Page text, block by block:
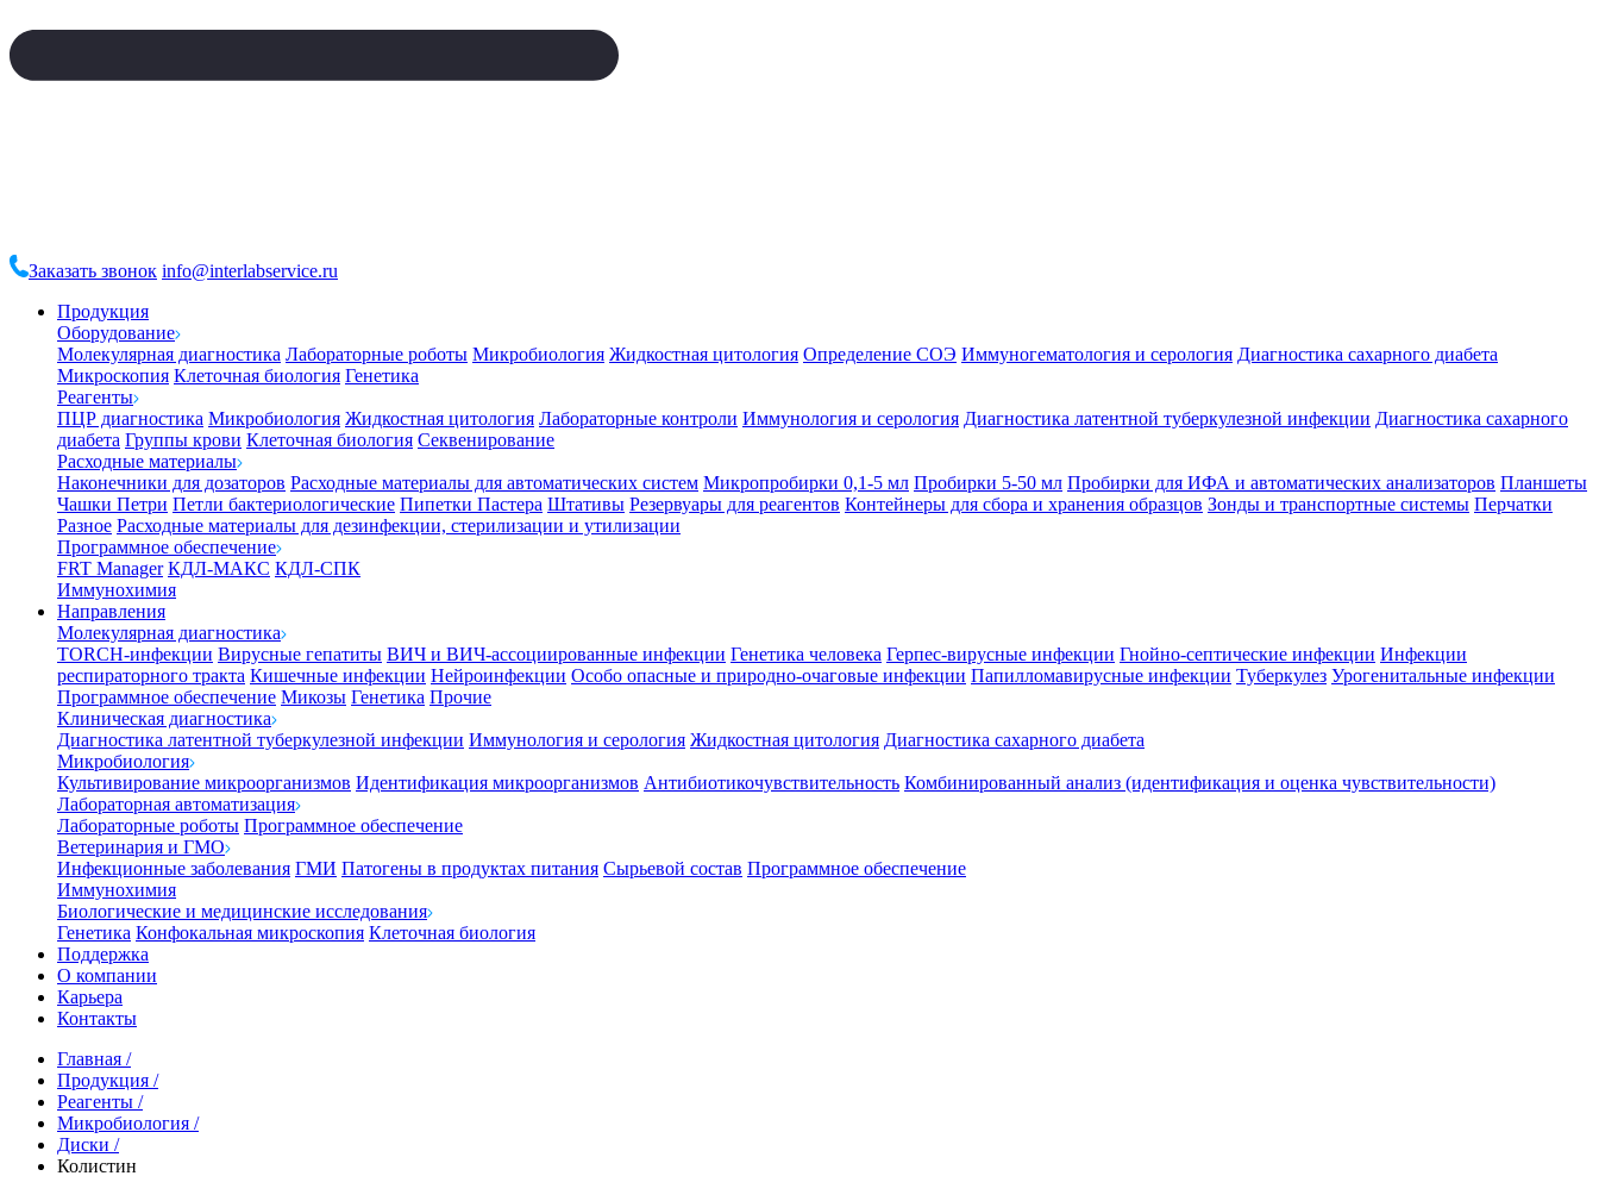
Заказать звонок info@interlabservice.ru
Продукция
Оборудование
Молекулярная диагностика Лабораторные роботы Микробиология Жидкостная цитология Определение СОЭ Иммуногематология и серология Диагностика сахарного диабета
Микроскопия Клеточная биология Генетика
Реагенты
ПЦР диагностика Микробиология Жидкостная цитология Лабораторные контроли Иммунология и серология Диагностика латентной туберкулезной инфекции Диагностика сахарного
диабета Группы крови Клеточная биология Секвенирование
Расходные материалы
Наконечники для дозаторов Расходные материалы для автоматических систем Микропробирки 0,1-5 мл Пробирки 5-50 мл Пробирки для ИФА и автоматических анализаторов Планшеты
Чашки Петри Петли бактериологические Пипетки Пастера Штативы Резервуары для реагентов Контейнеры для сбора и хранения образцов Зонды и транспортные системы Перчатки
Разное Расходные материалы для дезинфекции, стерилизации и утилизации
Программное обеспечение
FRT Manager КДЛ-МАКС КДЛ-СПК
Иммунохимия
Направления
Молекулярная диагностика
TORCH-инфекции Вирусные гепатиты ВИЧ и ВИЧ-ассоциированные инфекции Генетика человека Герпес-вирусные инфекции Гнойно-септические инфекции Инфекции
респираторного тракта Кишечные инфекции Нейроинфекции Особо опасные и природно-очаговые инфекции Папилломавирусные инфекции Туберкулез Урогенитальные инфекции
Программное обеспечение Микозы Генетика Прочие
Клиническая диагностика
Диагностика латентной туберкулезной инфекции Иммунология и серология Жидкостная цитология Диагностика сахарного диабета
Микробиология
Культивирование микроорганизмов Идентификация микроорганизмов Антибиотикочувствительность Комбинированный анализ (идентификация и оценка чувствительности)
Лабораторная автоматизация
Лабораторные роботы Программное обеспечение
Ветеринария и ГМО
Инфекционные заболевания ГМИ Патогены в продуктах питания Сырьевой состав Программное обеспечение
Иммунохимия
Биологические и медицинские исследования
Генетика Конфокальная микроскопия Клеточная биология
Поддержка
О компании
Карьера
Контакты
Главная /
Продукция /
Реагенты /
Микробиология /
Диски /
Колистин